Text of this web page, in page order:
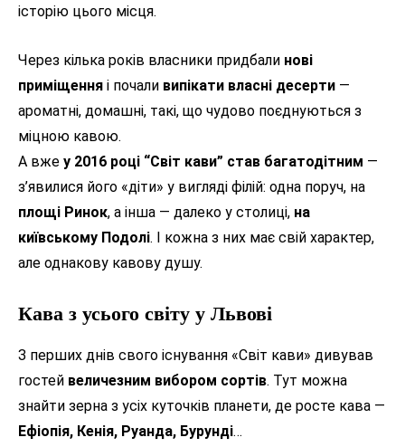
історію цього місця.
Через кілька років власники придбали нові
приміщення і почали випікати власні десерти —
ароматні, домашні, такі, що чудово поєднуються з
міцною кавою.
А вже у 2016 році “Світ кави” став багатодітним —
з’явилися його «діти» у вигляді філій: одна поруч, на
площі Ринок, а інша — далеко у столиці, на
київському Подолі. І кожна з них має свій характер,
але однакову кавову душу.
Кава з усього світу у Львові
З перших днів свого існування «Світ кави» дивував
гостей величезним вибором сортів. Тут можна
знайти зерна з усіх куточків планети, де росте кава —
Ефіопія, Кенія, Руанда, Бурунді…